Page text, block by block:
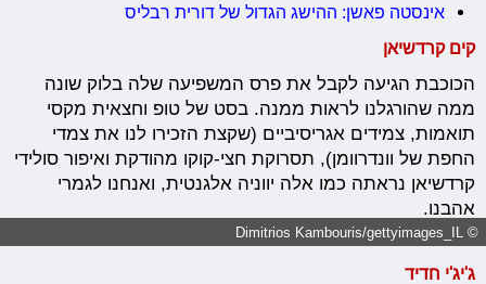
אינסטה פאשן: ההישג הגדול של דורית רבליס
קים קרדשיאן
הכוכבת הגיעה לקבל את פרס המשפיעה שלה בלוק שונה
ממה שהורגלנו לראות ממנה. בסט של טופ וחצאית מקסי
תואמות, צמידים אגריסיביים (שקצת הזכירו לנו את צמדי
החפת של וונדרוומן), תסרוקת חצי-קוקו מהודקת ואיפור סולידי
קרדשיאן נראתה כמו אלה יווניה אלגנטית, ואנחנו לגמרי
אהבנו.
© Dimitrios Kambouris/gettyimages_IL
ג'יג'י חדיד